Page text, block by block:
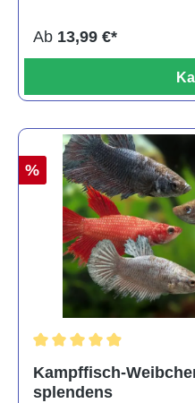
Ab 13,99 €*
%
Kampffisch-
splendens